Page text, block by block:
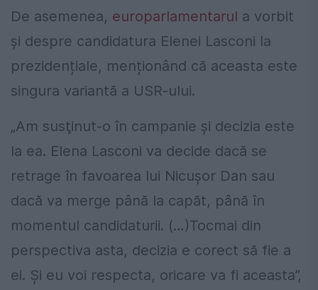
De asemenea, europarlamentarul a vorbit
și despre candidatura Elenei Lasconi la
prezidențiale, menționând că aceasta este
singura variantă a USR-ului.
„Am susţinut-o în campanie şi decizia este
la ea. Elena Lasconi va decide dacă se
retrage în favoarea lui Nicuşor Dan sau
dacă va merge până la capăt, până în
momentul candidaturii. (…)Tocmai din
perspectiva asta, decizia e corect să fie a
ei. Şi eu voi respecta, oricare va fi aceasta”,